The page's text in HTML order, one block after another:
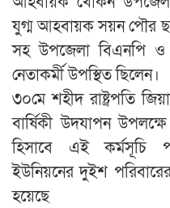
যুগ্ম আহবায়ক সয়ন পৌর
সহ উপজেলা বিএনপি ও
নেতাকর্মী উপস্থিত ছিলেন।
৩০মে শহীদ রাষ্ট্রপতি
বার্ষিকী উদযাপন
হিসাবে এই কর্মসূচি
ইউনিয়নের দুইশ
হয়েছে